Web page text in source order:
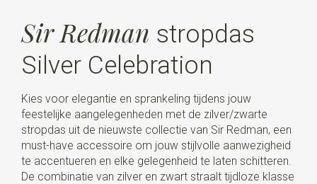
Sir Redman stropdas
Silver Celebration
Kies voor elegantie en sprankeling tijdens jouw
feestelijke aangelegenheden met de zilver/zwarte
stropdas uit de nieuwste collectie van Sir Redman, een
must-have accessoire om jouw stijlvolle aanwezigheid
te accentueren en elke gelegenheid te laten schitteren.
De combinatie van zilver en zwart straalt tijdloze klasse